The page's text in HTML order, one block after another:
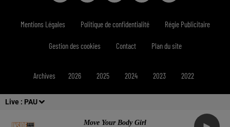
Live : PAU
Move Your Body Girl
Mentions Légales Politique de confidentialité Régie Publicitaire
Gestion des cookies Contact Plan du site
Archives 2026 2025 2024 2023 2022